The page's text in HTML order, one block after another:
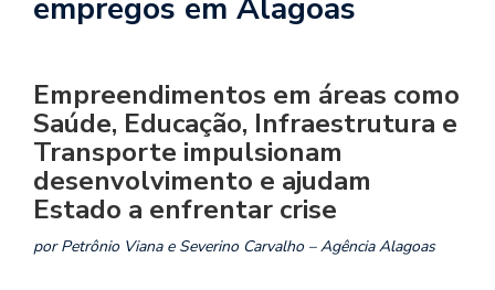
Empreendimentos em áreas como
Saúde, Educação, Infraestrutura e
Transporte impulsionam
desenvolvimento e ajudam
Estado a enfrentar crise
por Petrônio Viana e Severino Carvalho – Agência Alagoas